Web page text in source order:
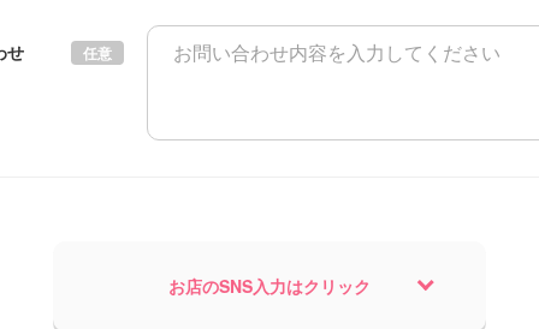
せ 任意
お店のSNS入力はクリック